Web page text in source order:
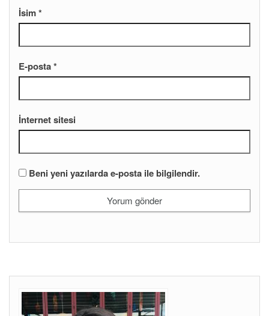
İsim*
E-posta*
İnternet sitesi
Beni yeni yazılarda e-posta ile bilgilendir.